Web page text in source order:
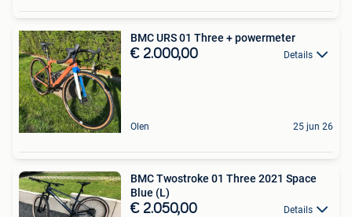
BMC URS 01 Three + powermeter
€ 2.000,00 Details
Olen 25 jun 26
BMC Twostroke 01 Three 2021 Space
Blue (L)
€ 2.050,00 Details